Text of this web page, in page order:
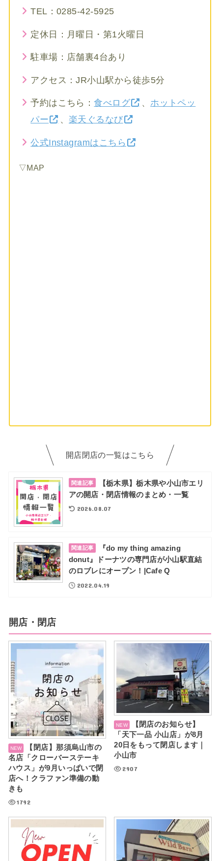
TEL：0285-42-5925
定休日：月曜日・第1火曜日
駐車場：店舗裏4台あり
アクセス：JR小山駅から徒歩5分
予約はこちら：食べログ 、 ホットペッ
パー
、楽天ぐるなび
公式Instagramはこちら
▽MAP
開店閉店の一覧はこちら
関連記事
【栃木県】栃木県や小山市エリ
アの開店・閉店情報のまとめ・一覧
2026.08.07
関連記事
『do my thing amazing
donut』ドーナツの専門店が小山駅直結
のロブレにオープン！|Cafe Q
2022.04.19
開店・閉店
【閉店】那須烏山市の
名店「クローバーステーキ
ハウス」が9月いっぱいで閉
店へ！クラファン準備の動
きも
1792
【閉店のお知らせ】
「天下一品 小山店」が8月
20日をもって閉店します｜
小山市
2907